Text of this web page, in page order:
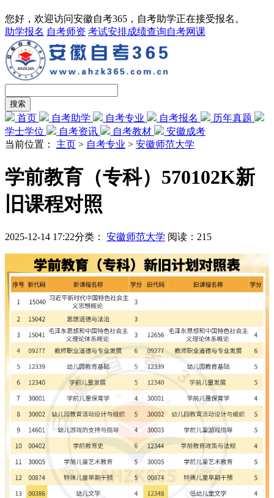
您好，欢迎访问安徽自考365，自考助学正在接受报名。
助学报名 自考师资 考试安排成绩查询自考网课
首页 自考助学 自考专业 自考报名
历年真题
学士学位
自考资讯 自考教材
安徽成考
当前位置： 主页 > 自考专业 > 安徽师范大学
学前教育（专科）570102K新
旧课程对照
2025-12-14 17:22分类： 安徽师范大学 阅读： 215